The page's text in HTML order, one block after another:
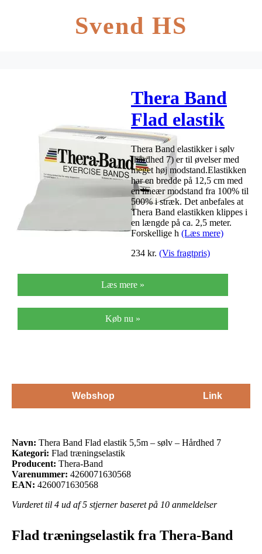
Svend HS
Thera Band
Flad elastik
5,5m – sølv –
Hårdhed 7
Thera Band elastikker i sølv
(hårdhed 7) er til øvelser med
meget høj modstand.Elastikken
har en bredde på 12,5 cm med
en lineær modstand fra 100% til
500% i stræk. Det anbefales at
Thera Band elastikken klippes i
en længde på ca. 2,5 meter.
Forskellige h (Læs mere)
234 kr. (Vis fragtpris)
Læs mere »
Køb nu »
Webshop Link
Navn: Thera Band Flad elastik 5,5m – sølv – Hårdhed 7
Kategori: Flad træningselastik
Producent: Thera-Band
Varenummer: 4260071630568
EAN: 4260071630568
Vurderet til 4 ud af 5 stjerner baseret på 10 anmeldelser
Flad træningselastik fra Thera-Band